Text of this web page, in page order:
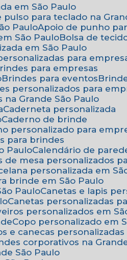
em São Paulo
pulso para teclado na
Paulo Apoio de punho
São Paulo
Bolsa de
em São Paulo
personalizadas para
Brindes para empresas
Brindes para eventos
personalizados para
na Grande São Paulo
Caderneta personalizada
Caderno de brinde
personalizado para
para brindes
Paulo
Calendário de
de mesa personalizados
personalizada em
brinde em São Paulo
Paulo
Canetas e lapis
Canetas personalizadas
personalizados em
Copo personalizado em
e canecas personalizadas
corporativos na
São Paulo